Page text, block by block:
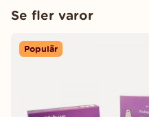
Se fler varor
Populär